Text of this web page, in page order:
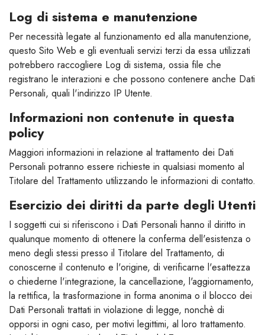
Log di sistema e manutenzione
Per necessità legate al funzionamento ed alla manutenzione,
questo Sito Web e gli eventuali servizi terzi da essa utilizzati
potrebbero raccogliere Log di sistema, ossia file che
registrano le interazioni e che possono contenere anche Dati
Personali, quali l'indirizzo IP Utente.
Informazioni non contenute in questa
policy
Maggiori informazioni in relazione al trattamento dei Dati
Personali potranno essere richieste in qualsiasi momento al
Titolare del Trattamento utilizzando le informazioni di contatto.
Esercizio dei diritti da parte degli Utenti
I soggetti cui si riferiscono i Dati Personali hanno il diritto in
qualunque momento di ottenere la conferma dell'esistenza o
meno degli stessi presso il Titolare del Trattamento, di
conoscerne il contenuto e l'origine, di verificarne l'esattezza
o chiederne l'integrazione, la cancellazione, l'aggiornamento,
la rettifica, la trasformazione in forma anonima o il blocco dei
Dati Personali trattati in violazione di legge, nonchè di
opporsi in ogni caso, per motivi legittimi, al loro trattamento.